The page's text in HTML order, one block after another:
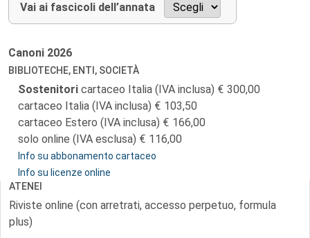
Vai ai fascicoli dell’annata
Canoni 2026
BIBLIOTECHE, ENTI, SOCIETÀ
Sostenitori cartaceo Italia (IVA inclusa)
300,00
cartaceo Italia (IVA inclusa)
103,50
cartaceo Estero (IVA inclusa)
166,00
solo online (IVA esclusa)
116,00
Info su abbonamento cartaceo
Info su licenze online
ATENEI
Riviste online (con arretrati, accesso perpetuo, formula
plus)